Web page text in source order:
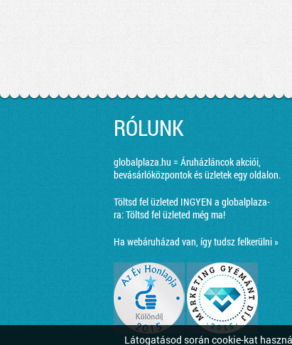
Látogatásod során cookie-kat
RÓLUNK
globalplaza.hu = Áruházláncok akciói,
bevásárlóközpontok és üzletek egy oldalon.
Töltsd fel üzleted INGYEN a globalplaza-
ra:Töltsd fel üzleted még ma!
Ha webáruházad van, így tudsz felkerülni »